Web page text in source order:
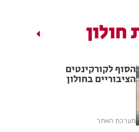
הסוף לקורקינטים
הציבוריים בחולון
מערכת האתר